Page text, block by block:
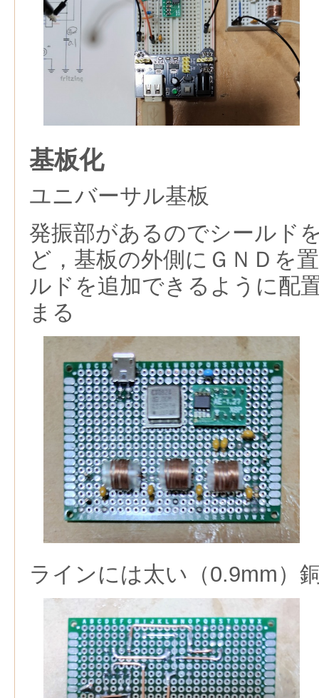
基板化
ユニバーサル基板
発振部があるのでシールド
ど，基板の外側にＧＮＤを
ルドを追加できるように配
まる
ラインには太い（0.9mm）